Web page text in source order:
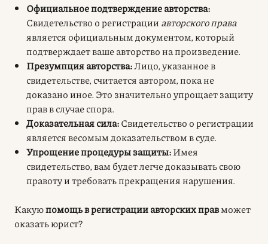
Официальное подтверждение авторства:
Свидетельство о регистрации авторского права
является официальным документом, который
подтверждает ваше авторство на произведение.
Презумпция авторства:Лицо, указанное в
свидетельстве, считается автором, пока не
доказано иное. Это значительно упрощает защиту
прав в случае спора.
Доказательная сила:Свидетельство о регистрации
является весомым доказательством в суде.
Упрощение процедуры защиты:Имея
свидетельство, вам будет легче доказывать свою
правоту и требовать прекращения нарушения.
Какуюпомощь в регистрации авторских правможет
оказать юрист?